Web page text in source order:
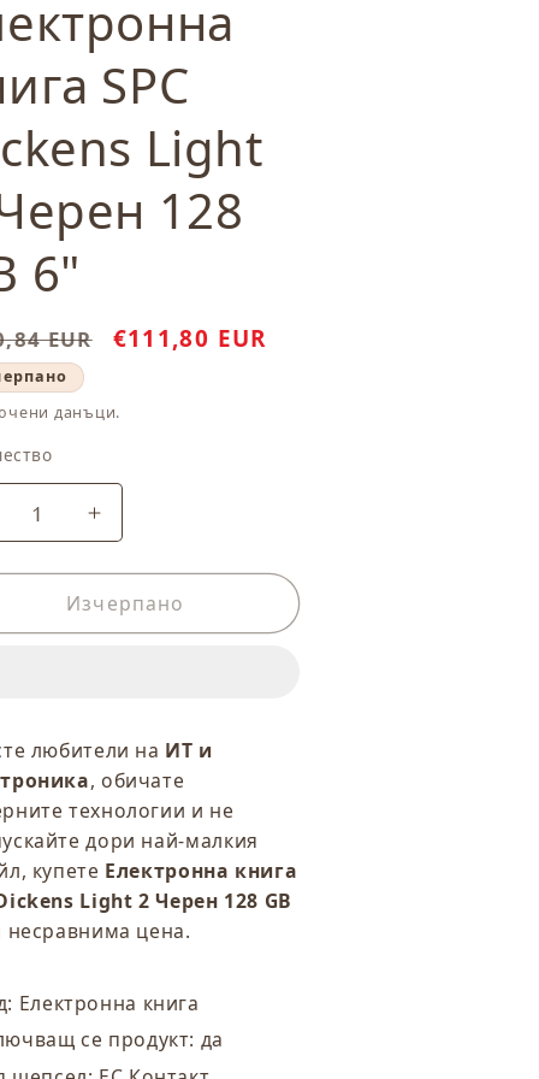
SPC
Light
128
6"
EUR
Цена
разпродажба
€111,80 EUR
данъци.
Увеличаване
на
количеството
за
Електронна
2
Черен
128
GB
6&quot;
Изчерпано
любители на ИТ и
, обичате
технологии и не
дори най-малкия
купете Електронна книга
Light 2 Черен 128 GB
несравнима цена.
Електронна книга
се продукт: да